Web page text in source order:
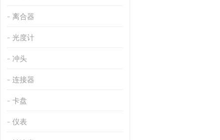
离合器
光度计
冲头
连接器
卡盘
仪表